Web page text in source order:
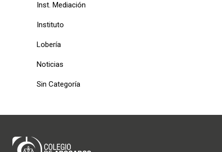
Inst. Mediación
Instituto
Lobería
Noticias
Sin Categoría